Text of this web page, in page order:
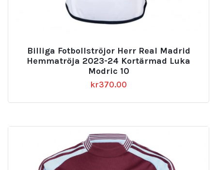
Billiga Fotbollströjor Herr Real Madrid
Hemmatröja 2023-24 Kortärmad Luka
Modric 10
kr370.00